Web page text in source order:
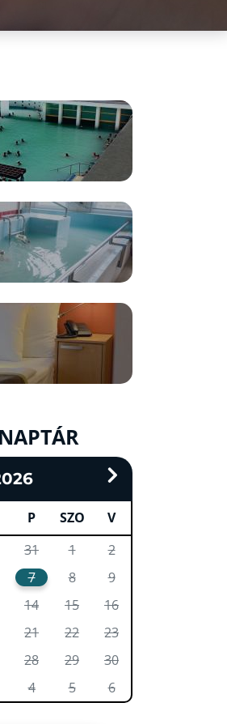
P SZO
V
31 1
2
7 8
9
14 15
16
21 22
23
28 29
30
4 5 6